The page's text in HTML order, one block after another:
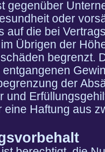
gegenüber
oder
auf die bei
Übrigen der
begrenzt.
der
und
eine Haftung aus